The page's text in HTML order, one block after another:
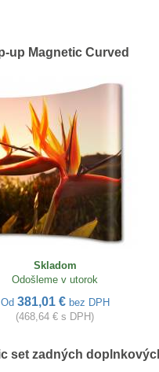
up Magnetic Curved
Skladom
Odošleme v utorok
Od 381,01 € bez DPH
(468,64 € s DPH)
set zadných